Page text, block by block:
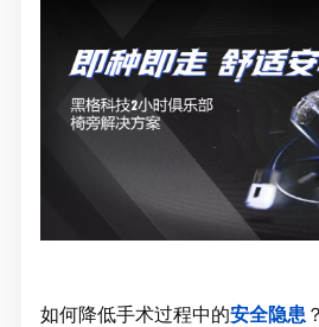
如何降低手术过程中的安全隐患